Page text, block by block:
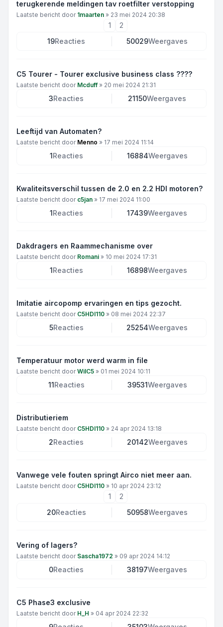
terugkerende meldingen tav roetfilter verstopping
Laatste bericht door 1maarten » 23 mei 2024 20:38
1
2
19Reacties 50029Weergaves
C5 Tourer - Tourer exclusive business class ????
Laatste bericht door Mcduff» 20 mei 2024 21:31
3Reacties 21150Weergaves
Leeftijd van Automaten?
Laatste bericht door Menno » 17 mei 2024 11:14
1Reacties 16884Weergaves
Kwaliteitsverschil tussen de 2.0 en 2.2 HDI motoren?
Laatste bericht door c5jan » 17 mei 2024 11:00
1Reacties 17439Weergaves
Dakdragers en Raammechanisme over
Laatste bericht door Romani » 10 mei 2024 17:31
1Reacties 16898Weergaves
Imitatie aircopomp ervaringen en tips gezocht.
Laatste bericht door C5HDI110 » 08 mei 2024 22:37
5Reacties 25254Weergaves
Temperatuur motor werd warm in file
Laatste bericht doorWilC5 » 01 mei 2024 10:11
11Reacties 39531Weergaves
Distributieriem
Laatste bericht door C5HDI110 » 24 apr 2024 13:18
2Reacties 20142Weergaves
Vanwege vele fouten springt Airco niet meer aan.
Laatste bericht door C5HDI110 » 10 apr 2024 23:12
1
2
20Reacties 50958Weergaves
Vering of lagers?
Laatste bericht door Sascha1972 » 09 apr 2024 14:12
0Reacties 38197Weergaves
C5 Phase3 exclusive
Laatste bericht door H_H » 04 apr 2024 22:32